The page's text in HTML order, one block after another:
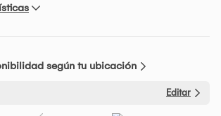
según tu ubicación
Editar